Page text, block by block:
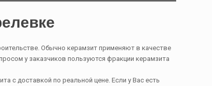
Обычно керамзит применяют в качестве
у заказчиков пользуются фракции керамзита
с доставкой по реальной цене. Если у Вас есть